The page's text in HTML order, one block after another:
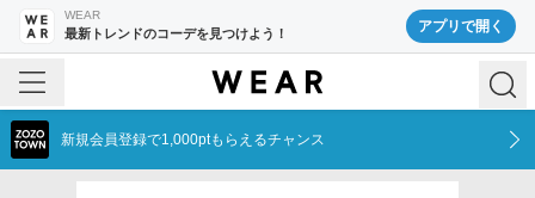
WEAR
最新トレンドのコーデを見つけよう！ アプリで開く
新規会員登録で1,000ptもらえるチャンス